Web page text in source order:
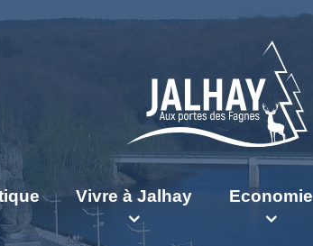
Vivre à Jalhay Economie